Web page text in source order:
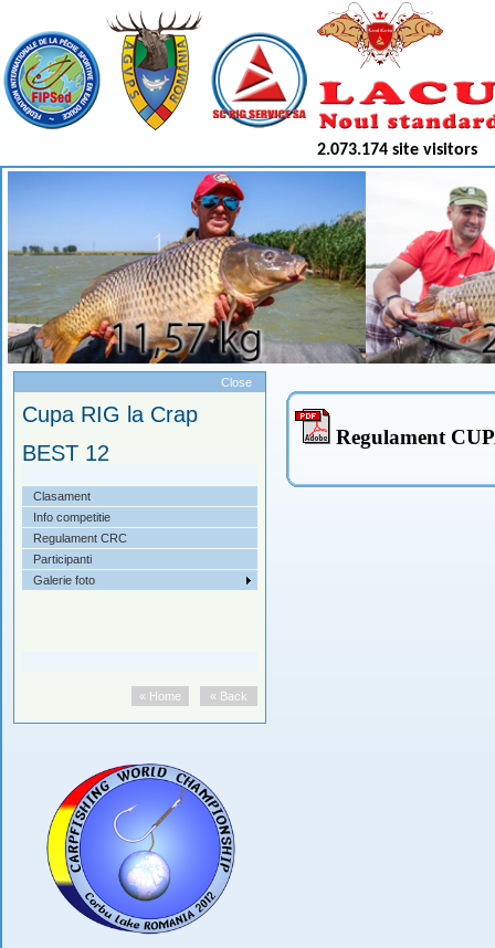
2.073.174 site visitors
Close
Cupa RIG la Crap
BEST 12
Clasament
Info competitie
Regulament CRC
Participanti
Galerie foto
« Back
« Home
Regulament